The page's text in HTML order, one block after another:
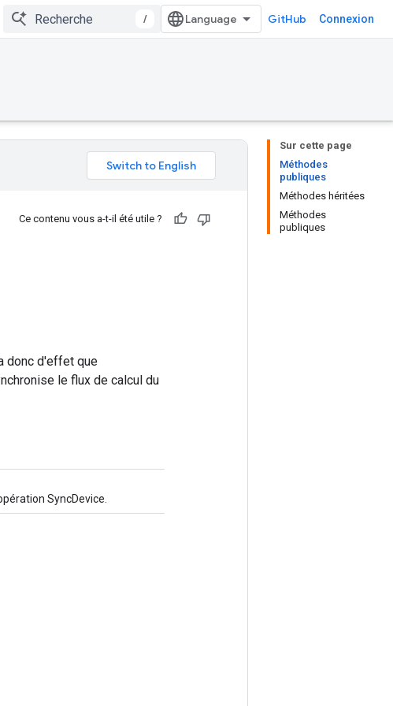
/ GitHub Connexion
Sur cette page
Méthodes
publiques
Méthodes héritées
Méthodes
publiques
Ce contenu vous a-t-il été utile ?
donc d'effet que
le flux de calcul du
SyncDevice.